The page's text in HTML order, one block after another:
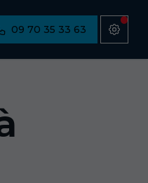
09 70 35 33 63